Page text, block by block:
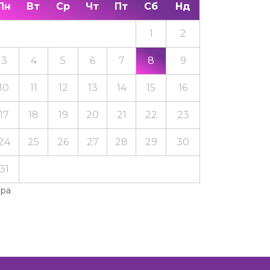
Вт Ср Чт Пт Сб Нд
1 2
3 4 5 6 7 8 9
11 12 13 14 15 16
18 19 20 21 22 23
25 26 27 28 29 30